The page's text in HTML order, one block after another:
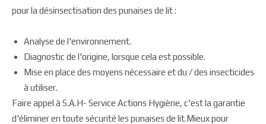
pour la désinsectisation des punaises de lit :
Analyse de l'environnement.
Diagnostic de l'origine, lorsque cela est possible.
Mise en place des moyens nécessaire et du / des insecticides
à utiliser.
Faire appel à S.A.H- Service Actions Hygiène, c'est la garantie
d'éliminer en toute sécurité les punaises de lit.Mieux pour